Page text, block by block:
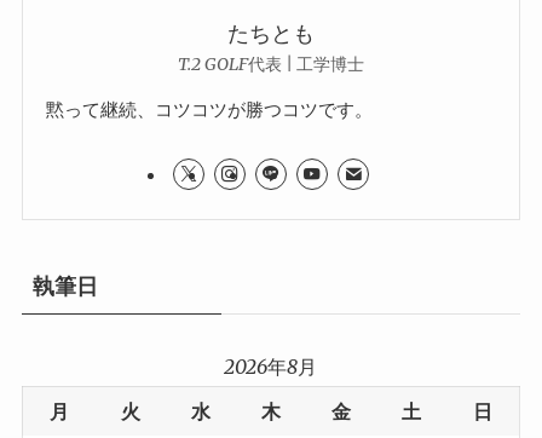
たちとも
T.2 GOLF代表 | 工学博士
黙って継続、コツコツが勝つコツです。
執筆日
2026年8月
月
火 水 木 金 土 日